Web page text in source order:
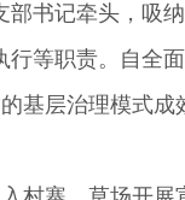
记牵头，吸纳
等职责。自全
基层治理模式成